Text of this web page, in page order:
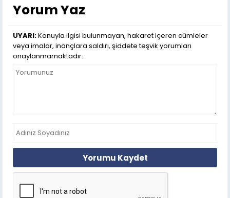
Yorum Yaz
UYARI:Konuyla ilgisi bulunmayan, hakaret içeren cümleler
veya imalar, inançlara saldırı, şiddete teşvik yorumları
onaylanmamaktadır.
Yorumu Kaydet